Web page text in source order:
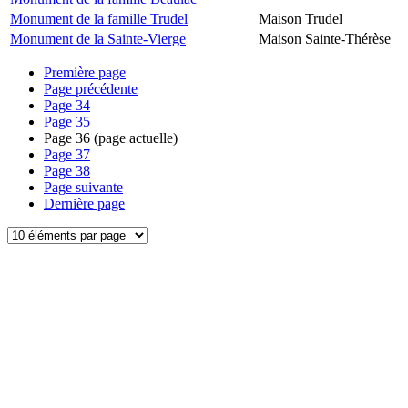
Monument de la famille Trudel
Maison Trudel
Monument de la Sainte-Vierge
Maison Sainte-Thérèse
Première page
Page précédente
Page 34
Page 35
Page 36 (page actuelle)
Page 37
Page 38
Page suivante
Dernière page